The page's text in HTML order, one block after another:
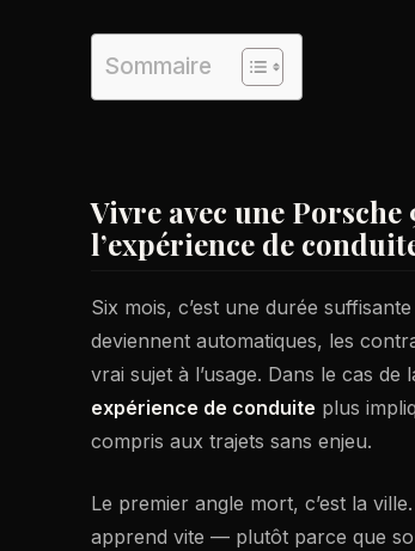
Sommaire
Vivre avec une Porsche
l’expérience de
Six mois, c’est une durée
deviennent automatiques, les
vrai sujet à l’usage. Dans le cas de
expérience de conduite plus
compris aux trajets sans enjeu.
Le premier angle mort, c’est la
apprend vite — plutôt parce que